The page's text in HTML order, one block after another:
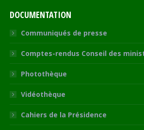
DOCUMENTATION
Communiqués de presse
Comptes-rendus Conseil des
Photothèque
Vidéothèque
Cahiers de la Présidence